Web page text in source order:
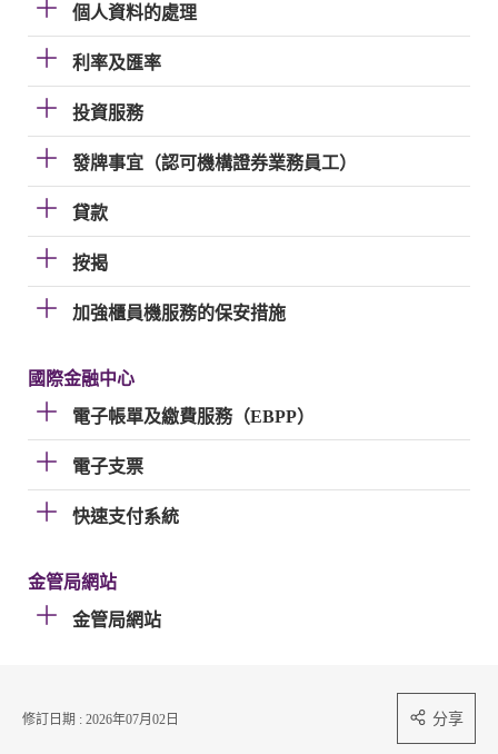
個人資料的處理
利率及匯率
投資服務
發牌事宜（認可機構證券業務員工）
貸款
按揭
加強櫃員機服務的保安措施
國際金融中心
電子帳單及繳費服務（EBPP）
電子支票
快速支付系統
金管局網站
金管局網站
修訂日期 : 2026年07月02日 分享